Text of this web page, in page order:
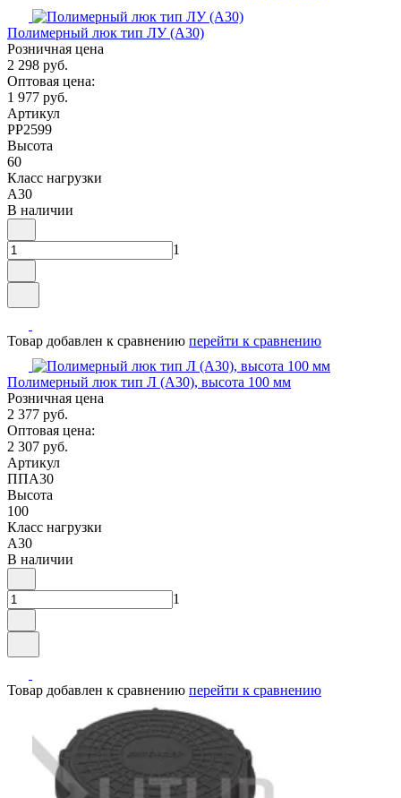
Полимерный люк тип ЛУ (А30)
Розничная цена
2 298 руб.
Оптовая цена:
1 977 руб.
Артикул
PP2599
Высота
60
Класс нагрузки
A30
В наличии
1
Товар добавлен к сравнению перейти к сравнению
Полимерный люк тип Л (А30), высота 100 мм
Розничная цена
2 377 руб.
Оптовая цена:
2 307 руб.
Артикул
ППА30
Высота
100
Класс нагрузки
A30
В наличии
1
Товар добавлен к сравнению перейти к сравнению